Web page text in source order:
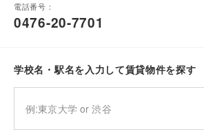
電話番号：
0476-20-7701
学校名・駅名を入力して賃貸物件を探す